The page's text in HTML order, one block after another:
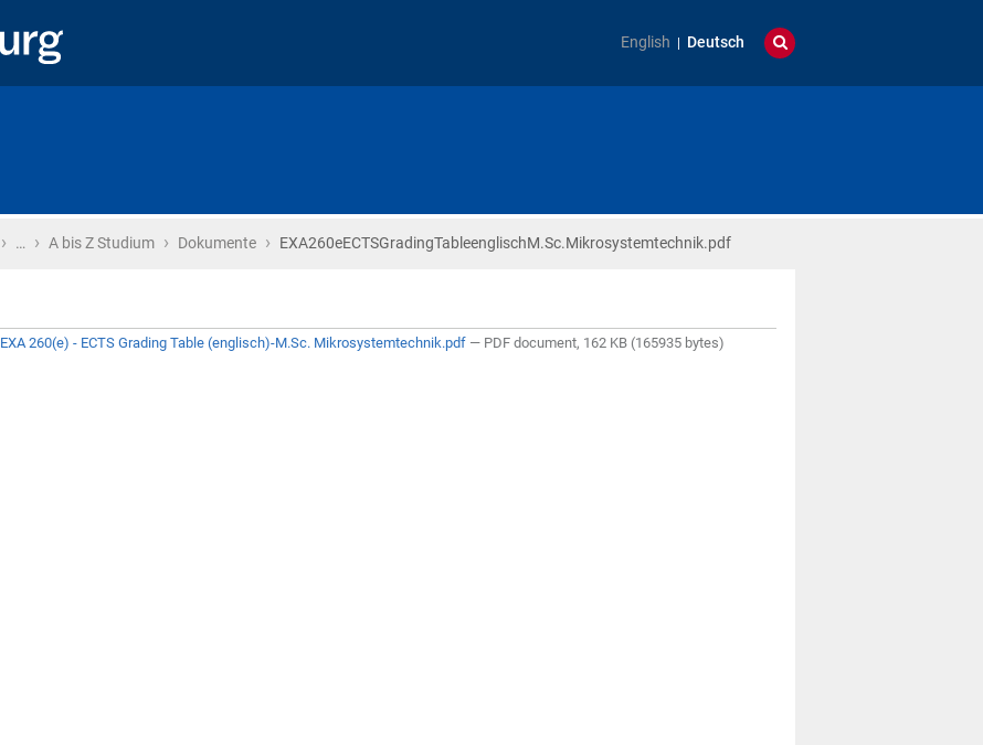
English Deutsch
Startseite
› … › A bis Z Studium › Dokumente › EXA260eECTSGradingTableenglischM.Sc.Mikrosystemtechnik.pdf
EXA 260(e) - ECTS Grading Table (englisch)-M.Sc. Mikrosystemtechnik.pdf — PDF document, 162 KB (165935 bytes)